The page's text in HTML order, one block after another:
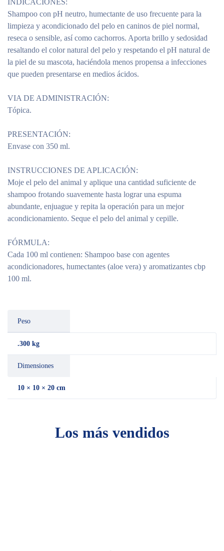
INDICACIONES:
Shampoo con pH neutro, humectante de uso frecuente para la
limpieza y acondicionado del pelo en caninos de piel normal,
reseca o sensible, así como cachorros. Aporta brillo y sedosidad
resaltando el color natural del pelo y respetando el pH natural de
la piel de su mascota, haciéndola menos propensa a infecciones
que pueden presentarse en medios ácidos.
VIA DE ADMINISTRACIÓN:
Tópica.
PRESENTACIÓN:
Envase con 350 ml.
INSTRUCCIONES DE APLICACIÓN:
Moje el pelo del animal y aplique una cantidad suficiente de
shampoo frotando suavemente hasta lograr una espuma
abundante, enjuague y repita la operación para un mejor
acondicionamiento. Seque el pelo del animal y cepille.
FÓRMULA:
Cada 100 ml contienen: Shampoo base con agentes
acondicionadores, humectantes (aloe vera) y aromatizantes cbp
100 ml.
Peso
.300 kg
Dimensiones
10 × 10 × 20 cm
Los más vendidos